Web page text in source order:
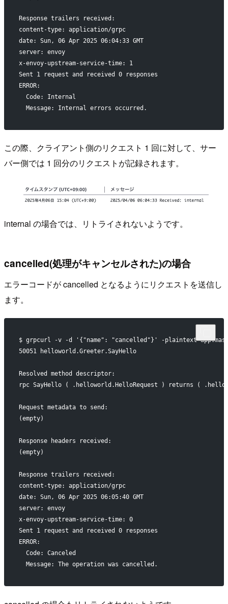
Response trailers received:
content-type: application/grpc
date: Sun, 06 Apr 2025 06:04:33 GMT
server: envoy
x-envoy-upstream-service-time: 1
Sent 1 request and received 0 responses
ERROR:
  Code: Internal
  Message: Internal errors occurred.
この際、クライアント側のリクエスト 1 回に対して、サー
バー側では 1 回分のリクエストが記録されます。
internal の場合では、リトライされないようです。
cancelled(処理がキャンセルされた)の場合
エラーコードが cancelled となるようにリクエストを送信し
ます。
$ grpcurl -v -d '{"name": "cancelled"}' -plaintext
50051 helloworld.Greeter.SayHello
Resolved method descriptor:
rpc SayHello ( .helloworld.HelloRequest ) returns (
Request metadata to send:
(empty)
Response headers received:
(empty)
Response trailers received:
content-type: application/grpc
date: Sun, 06 Apr 2025 06:05:40 GMT
server: envoy
x-envoy-upstream-service-time: 0
Sent 1 request and received 0 responses
ERROR:
  Code: Canceled
  Message: The operation was cancelled.